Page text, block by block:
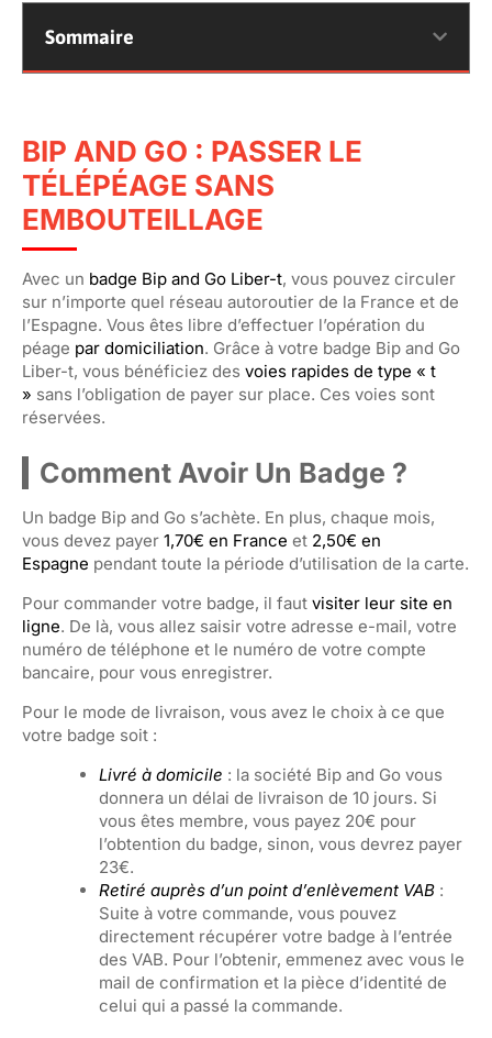
Sommaire
BIP AND GO : PASSER LE
TÉLÉPÉAGE SANS
EMBOUTEILLAGE
Avec un badge Bip and Go Liber-t, vous pouvez circuler
sur n’importe quel réseau autoroutier de la France et de
l’Espagne. Vous êtes libre d’effectuer l’opération du
péage par domiciliation. Grâce à votre badge Bip and Go
Liber-t, vous bénéficiez des voies rapides de type « t
» sans l’obligation de payer sur place. Ces voies sont
réservées.
Comment Avoir Un Badge ?
Un badge Bip and Go s’achète. En plus, chaque mois,
vous devez payer 1,70€ en France et 2,50€ en
Espagne pendant toute la période d’utilisation de la carte.
Pour commander votre badge, il faut visiter leur site en
ligne. De là, vous allez saisir votre adresse e-mail, votre
numéro de téléphone et le numéro de votre compte
bancaire, pour vous enregistrer.
Pour le mode de livraison, vous avez le choix à ce que
votre badge soit :
Livré à domicile : la société Bip and Go vous
donnera un délai de livraison de 10 jours. Si
vous êtes membre, vous payez 20€ pour
l’obtention du badge, sinon, vous devrez payer
23€.
Retiré auprès d’un point d’enlèvement VAB :
Suite à votre commande, vous pouvez
directement récupérer votre badge à l’entrée
des VAB. Pour l’obtenir, emmenez avec vous le
mail de confirmation et la pièce d’identité de
celui qui a passé la commande.